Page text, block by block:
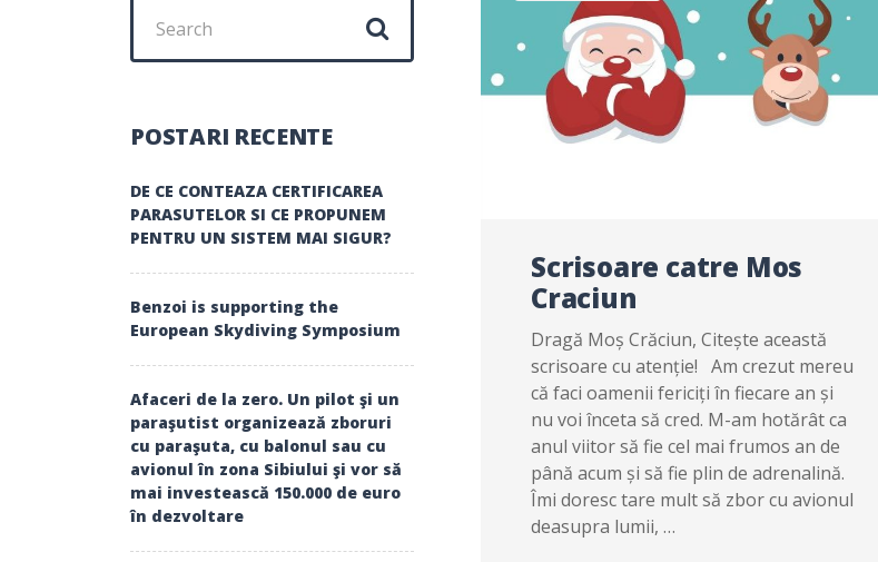
Scrisoare catre Mos
Craciun
Dragă Moș Crăciun, Citește această
scrisoare cu atenție! Am crezut mereu
că faci oamenii fericiți în fiecare an și
nu voi înceta să cred. M-am hotărât ca
anul viitor să fie cel mai frumos an de
până acum și să fie plin de adrenalină.
Îmi doresc tare mult să zbor cu avionul
deasupra lumii, …
Search
for:
POSTARI RECENTE
DE CE CONTEAZA CERTIFICAREA
PARASUTELOR SI CE PROPUNEM
PENTRU UN SISTEM MAI SIGUR?
Benzoi is supporting the
European Skydiving Symposium
Afaceri de la zero. Un pilot şi un
paraşutist organizează zboruri
cu paraşuta, cu balonul sau cu
avionul în zona Sibiului şi vor să
mai investească 150.000 de euro
în dezvoltare